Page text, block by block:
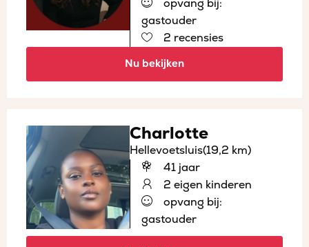
opvang bij:
gastouder
2 recensies
Nu bekijken
Charlotte
Hellevoetsluis(19,2 km)
41 jaar
2 eigen kinderen
opvang bij:
gastouder